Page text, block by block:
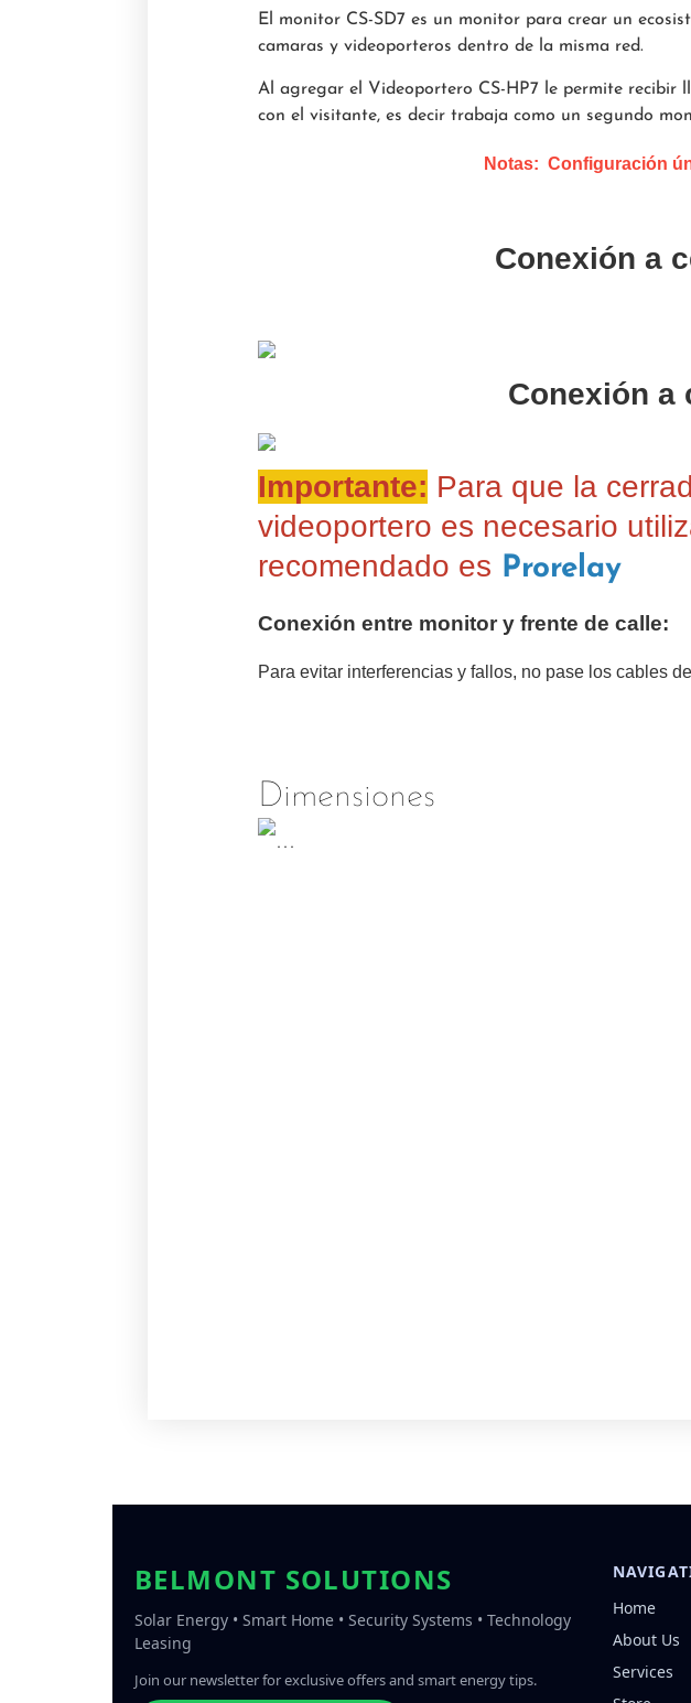
El monitor CS-SD7 es un monitor para crear un
camaras y videoporteros dentro de la misma red.
Al agregar el Videoportero CS-HP7 le permite recibir
con el visitante, es decir trabaja como un segundo
Notas: Configuración
Conexión a
Conexión a
Importante: Para que la
videoportero es necesario
recomendado es Prorelay
Conexión entre monitor y frente de calle:
Para evitar interferencias y fallos, no pase los cables
Dimensiones
BELMONT SOLUTIONS
Solar Energy • Smart Home • Security Systems • Technology
Leasing
Join our newsletter for exclusive offers and smart energy tips.
Home
About Us
Services